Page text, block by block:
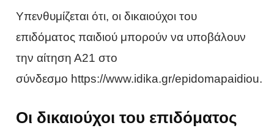
Υπενθυμίζεται ότι, οι δικαιούχοι του
επιδόματος παιδιού μπορούν να υποβάλουν
την αίτηση Α21 στο
σύνδεσμο https://www.idika.gr/epidomapaidiou.
Οι δικαιούχοι του επιδόματος